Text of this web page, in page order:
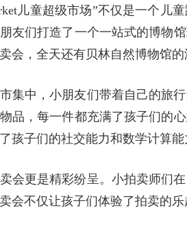
儿童超级市场”不仅是一个儿
友们打造了一个一站式的博物
会，全天还有贝林自然博物馆的
集中，小朋友们带着自己的旅
品，每一件都充满了孩子们的
孩子们的社交能力和数学计算能
会更是精彩纷呈。小拍卖师们
会不仅让孩子们体验了拍卖的